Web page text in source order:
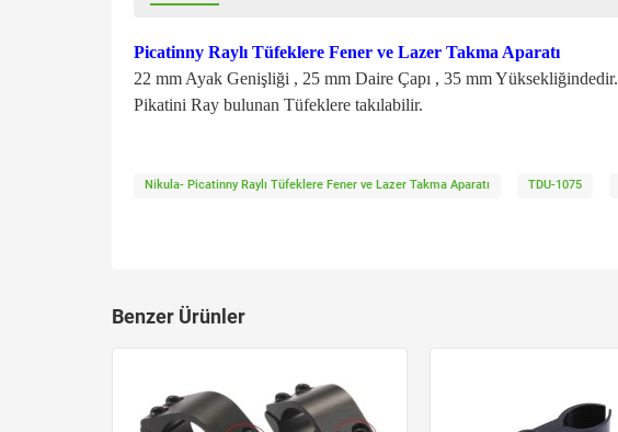
Picatinny Raylı Tüfeklere Fener ve Lazer Takma Aparatı
22 mm Ayak Genişliği , 25 mm Daire Çapı , 35 mm Yüksekliğindedir.
Pikatini Ray bulunan Tüfeklere takılabilir.
Nikula- Picatinny Raylı Tüfeklere Fener ve Lazer Takma Aparatı TDU-1075
Benzer Ürünler